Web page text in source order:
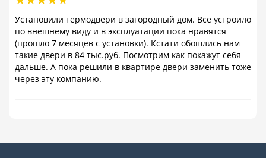
Установили термодвери в загородный дом. Все устроило
по внешнему виду и в эксплуатации пока нравятся
(прошло 7 месяцев с установки). Кстати обошлись нам
такие двери в 84 тыс.руб. Посмотрим как покажут себя
дальше. А пока решили в квартире двери заменить тоже
через эту компанию.